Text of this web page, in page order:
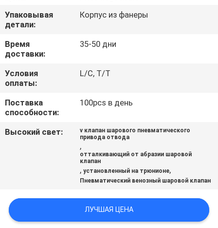
СВЯЖИТЕСЬ
С
НАМИ
НОВОСТИ
ЗАПРОСИТЕ
PRIVACY
POLICY
Упаковывая
детали:
Корпус из фанеры
Время
доставки:
35-50 дни
Условия
оплаты:
L/C, T/T
Поставка
способности:
100pcs в день
Высокий свет:
v клапан шарового пневматического
привода отвода
,
отталкивающий от абразии шаровой
клапан
,установленный на трюнионе,
Пневматический венозный шаровой клапан
ЛУЧШАЯ ЦЕНА